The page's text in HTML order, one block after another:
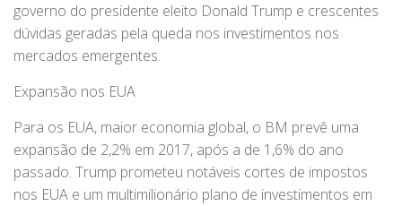
governo do presidente eleito Donald Trump e crescentes
dúvidas geradas pela queda nos investimentos nos
mercados emergentes.
Expansão nos EUA
Para os EUA, maior economia global, o BM prevê uma
expansão de 2,2% em 2017, após a de 1,6% do ano
passado. Trump prometeu notáveis cortes de impostos
nos EUA e um multimilionário plano de investimentos em